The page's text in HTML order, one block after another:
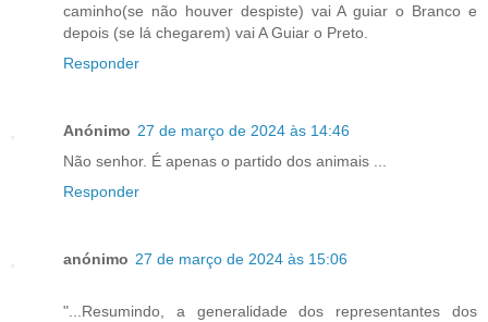
caminho(se não houver despiste) vai A guiar o Branco e
depois (se lá chegarem) vai A Guiar o Preto.
Responder
Anónimo 27 de março de 2024 às 14:46
Não senhor. É apenas o partido dos animais ...
Responder
anónimo 27 de março de 2024 às 15:06
"...Resumindo, a generalidade dos representantes dos